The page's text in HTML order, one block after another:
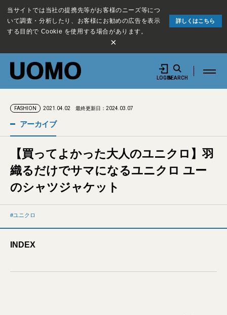
当サイトでは当社の提携先等がお客様のニーズ等につ
いて調査・分析したり、お客様にお勧めの広告を表示
する目的で Cookie を使用する場合があります。
詳しくはこちら
×
LOGINSEARCH
FASHION 2021.04.02 最終更新日：2024.03.07
アーカイブ
【買ってよかった大人のユニクロ】羽
織るだけでサマになるユニクロ ユー
のシャツジャケット
ユニクロ
INDEX